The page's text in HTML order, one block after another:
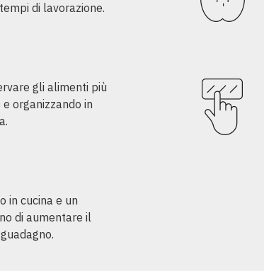
di lavorazione.
gli alimenti più
organizzando in
in cucina e un
di aumentare il